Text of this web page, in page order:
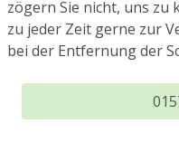
zögern Sie nicht, uns
zu jeder Zeit gerne zur
bei der Entfernung der